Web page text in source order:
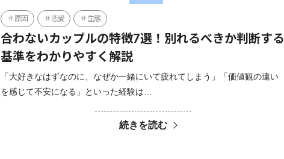
原因 恋愛 生態
合わないカップルの特徴7選！別れるべきか判断する
基準をわかりやすく解説
「大好きなはずなのに、なぜか一緒にいて疲れてしまう」「価値観の違い
を感じて不安になる」といった経験は…
続きを読む